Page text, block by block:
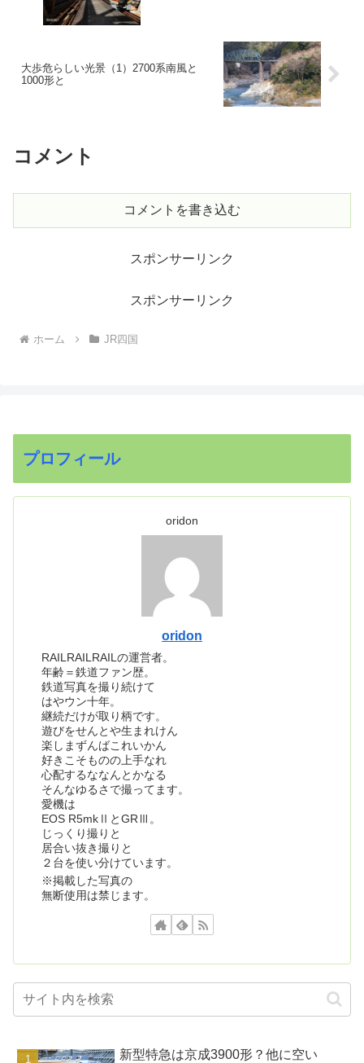
大歩危らしい光景（1）2700系南風と
1000形と
コメント
コメントを書き込む
スポンサーリンク
スポンサーリンク
ホーム JR四国
プロフィール
oridon
oridon
RAILRAILRAILの運営者。
年齢＝鉄道ファン歴。
鉄道写真を撮り続けて
はやウン十年。
継続だけが取り柄です。
遊びをせんとや生まれけん
楽しまずんばこれいかん
好きこそものの上手なれ
心配するななんとかなる
そんなゆるさで撮ってます。
愛機は
EOS R5mkⅡとGRⅢ。
じっくり撮りと
居合い抜き撮りと
２台を使い分けています。
※掲載した写真の
無断使用は禁じます。
新型特急は京成3900形？他に空い